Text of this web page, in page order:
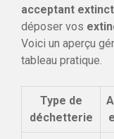
acceptant
déposer vos
Voici un aperçu
tableau pratique.
Type de
déchetterie